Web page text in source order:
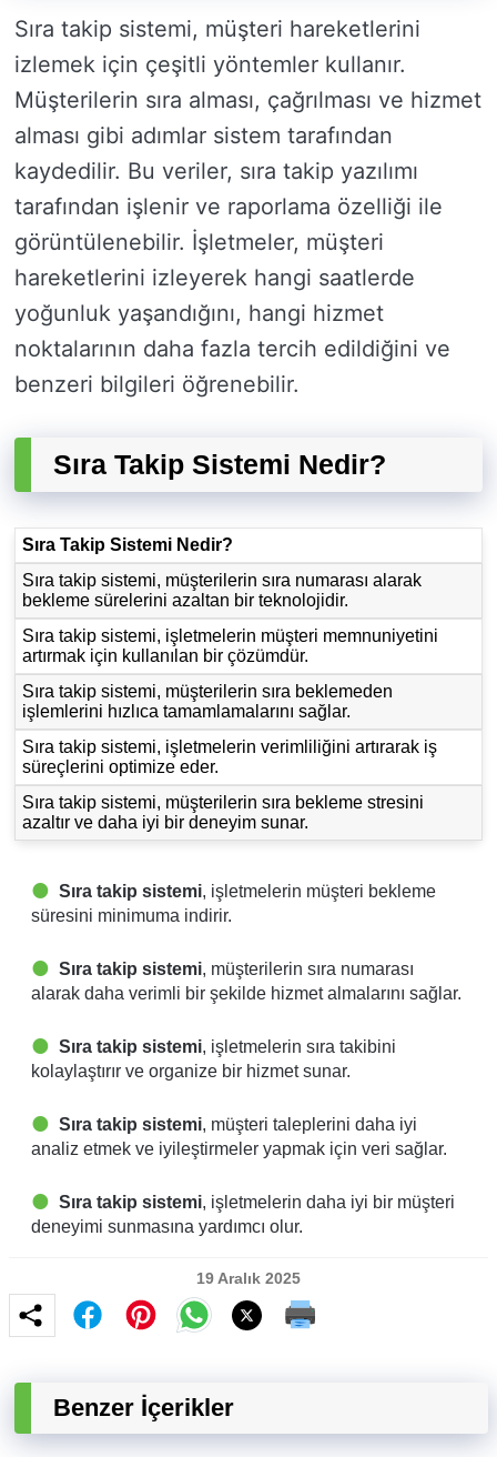
Sıra takip sistemi, müşteri hareketlerini
izlemek için çeşitli yöntemler kullanır.
Müşterilerin sıra alması, çağrılması ve hizmet
alması gibi adımlar sistem tarafından
kaydedilir. Bu veriler, sıra takip yazılımı
tarafından işlenir ve raporlama özelliği ile
görüntülenebilir. İşletmeler, müşteri
hareketlerini izleyerek hangi saatlerde
yoğunluk yaşandığını, hangi hizmet
noktalarının daha fazla tercih edildiğini ve
benzeri bilgileri öğrenebilir.
Sıra Takip Sistemi Nedir?
Sıra Takip Sistemi Nedir?
Sıra takip sistemi, müşterilerin sıra numarası alarak
bekleme sürelerini azaltan bir teknolojidir.
Sıra takip sistemi, işletmelerin müşteri memnuniyetini
artırmak için kullanılan bir çözümdür.
Sıra takip sistemi, müşterilerin sıra beklemeden
işlemlerini hızlıca tamamlamalarını sağlar.
Sıra takip sistemi, işletmelerin verimliliğini artırarak iş
süreçlerini optimize eder.
Sıra takip sistemi, müşterilerin sıra bekleme stresini
azaltır ve daha iyi bir deneyim sunar.
Sıra takip sistemi, işletmelerin müşteri bekleme
süresini minimuma indirir.
Sıra takip sistemi, müşterilerin sıra numarası
alarak daha verimli bir şekilde hizmet almalarını sağlar.
Sıra takip sistemi, işletmelerin sıra takibini
kolaylaştırır ve organize bir hizmet sunar.
Sıra takip sistemi, müşteri taleplerini daha iyi
analiz etmek ve iyileştirmeler yapmak için veri sağlar.
Sıra takip sistemi, işletmelerin daha iyi bir müşteri
deneyimi sunmasına yardımcı olur.
19 Aralık 2025
Benzer İçerikler